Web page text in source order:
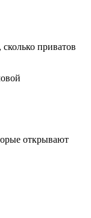
приватов
открывают